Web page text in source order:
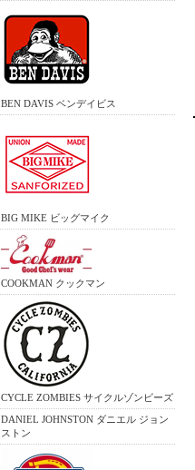
BEN DAVIS ベンデイビス
BIG MIKE ビッグマイク
COOKMAN クックマン
CYCLE ZOMBIES サイクルゾンビーズ
DANIEL JOHNSTON ダニエル ジョン
ストン